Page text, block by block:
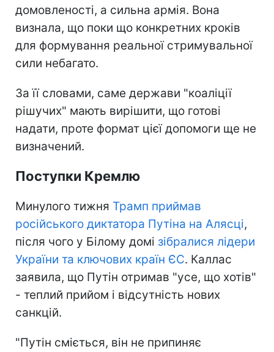
домовленості, а сильна армія. Вона
визнала, що поки що конкретних кроків
для формування реальної стримувальної
сили небагато.
За її словами, саме держави "коаліції
рішучих" мають вирішити, що готові
надати, проте формат цієї допомоги ще не
визначений.
Поступки Кремлю
Минулого тижня Трамп приймав
російського диктатора Путіна на Алясці,
після чого у Білому домі зібралися лідери
України та ключових країн ЄС. Каллас
заявила, що Путін отримав "усе, що хотів"
- теплий прийом і відсутність нових
санкцій.
"Путін сміється, він не припиняє